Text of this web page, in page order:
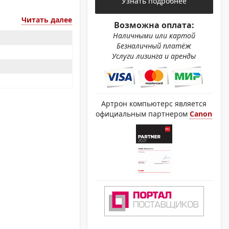
Читать далее Возможна оплата:
Наличными или картой
Безналичный платёж
Услуги лизинга и аренды
Артрон компьютерс является
официальным партнеромCanon